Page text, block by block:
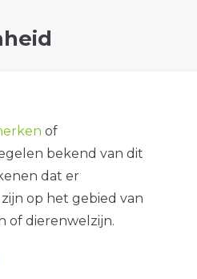
of
bekend van dit
dat er
op het gebied van
of dierenwelzijn.